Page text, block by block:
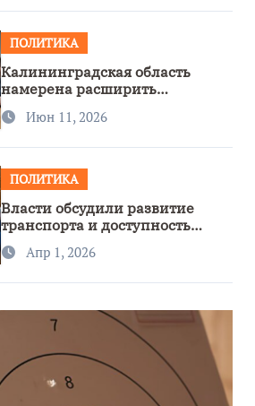
ПОЛИТИКА
Калининградская область
намерена расширить
сотрудничество с Узбекистаном
Июн 11, 2026
ПОЛИТИКА
Власти обсудили развитие
транспорта и доступность
региона
Апр 1, 2026